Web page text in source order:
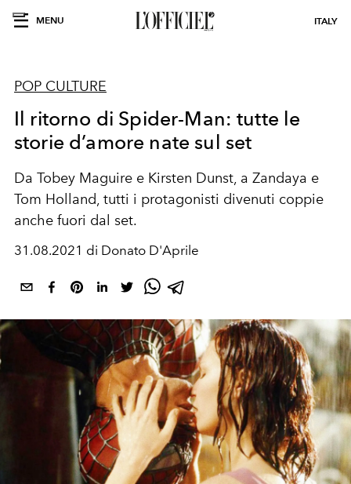
MENU ITALY
POP CULTURE
Il ritorno di Spider-Man: tutte le
storie d’amore nate sul set
Da Tobey Maguire e Kirsten Dunst, a Zandaya e
Tom Holland, tutti i protagonisti divenuti coppie
anche fuori dal set.
31.08.2021 di Donato D'Aprile